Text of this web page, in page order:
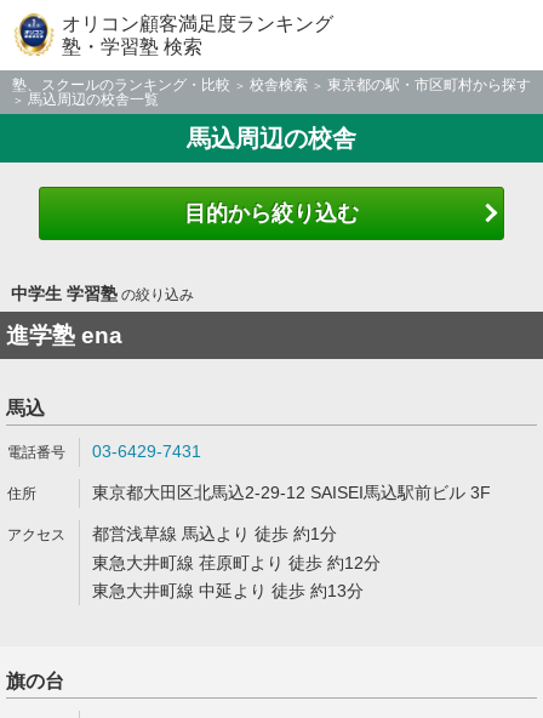
オリコン顧客満足度ランキング
塾・学習塾 検索
塾、スクールのランキング・比較 校舎検索
東京都の駅・市区町村から探す
馬込周辺の校舎一覧
馬込周辺の校舎
目的から絞り込む
中学生 学習塾の絞り込み
進学塾 ena
馬込
03-6429-7431
東京都大田区北馬込2-29-12 SAISEI馬込駅前ビル 3F
都営浅草線 馬込より 徒歩 約1分
東急大井町線 荏原町より 徒歩 約12分
東急大井町線 中延より 徒歩 約13分
旗の台